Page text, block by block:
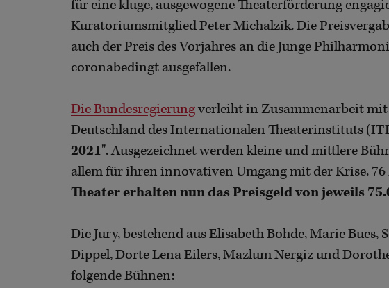
für eine kluge, ausgewogene Theaterförderung
Kuratoriumsmitglied Peter Michalzik. Die
auch der Preis des Vorjahres an die Junge
coronabedingt ausgefallen.
Die Bundesregierungverleiht in Zusammenarbeit
Deutschland des Internationalen Theaterinstituts
2021". Ausgezeichnet werden kleine und mittlere
allem für ihren innovativen Umgang mit der Krise.
Theater erhalten nun das Preisgeld von jeweils
Die Jury, bestehend aus Elisabeth Bohde, Marie Bues,
Dippel, Dorte Lena Eilers, Mazlum Nergiz und
folgende Bühnen: